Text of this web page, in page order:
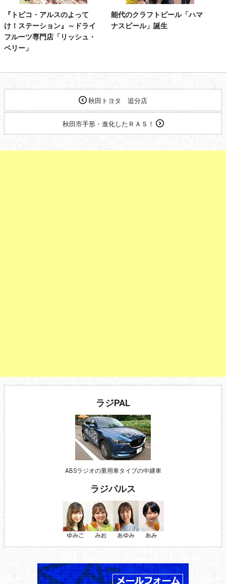
『トピコ・アルスのよって
け！ステーション』～ドライ
フルーツ専門店「リッシュ・
ベリー」
能代のクラフトビール「ハマ
ナスビール」誕生
秋田トヨタ 追分店
秋田市手形・進化したＲＡＳ！
ラジPAL
ABSラジオの乗用車タイプの中継車
ラジパルス